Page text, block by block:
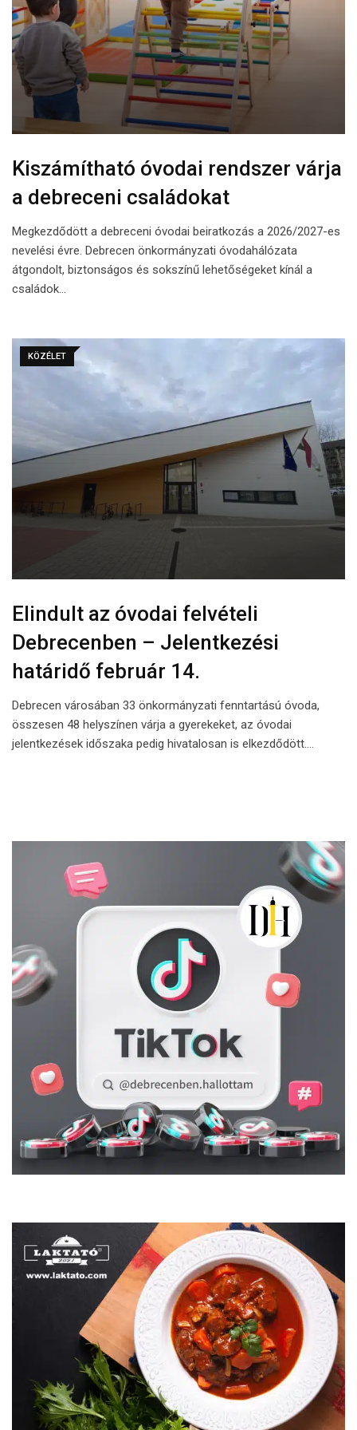
Kiszámítható óvodai rendszer várja
a debreceni családokat
Megkezdődött a debreceni óvodai beiratkozás a 2026/2027-es
nevelési évre. Debrecen önkormányzati óvodahálózata
átgondolt, biztonságos és sokszínű lehetőségeket kínál a
családok…
KÖZÉLET
Elindult az óvodai felvételi
Debrecenben – Jelentkezési
határidő február 14.
Debrecen városában 33 önkormányzati fenntartású óvoda,
összesen 48 helyszínen várja a gyerekeket, az óvodai
jelentkezések időszaka pedig hivatalosan is elkezdődött.…